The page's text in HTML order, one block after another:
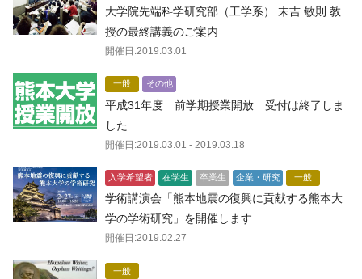
大学院先端科学研究部（工学系） 末吉 敏則 教
授の最終講義のご案内
開催日:2019.03.01
一般 その他
平成31年度 前学期授業開放 受付は終了しま
した
開催日:2019.03.01 - 2019.03.18
入学希望者 在学生 卒業生 企業・研究 一般
学術講演会「熊本地震の復興に貢献する熊本大
学の学術研究」を開催します
開催日:2019.02.27
一般